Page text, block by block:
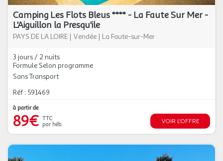
Camping Les Flots Bleus **** - La Faute Sur Mer -
L'Aiguillon la Presqu'ile
PAYS DE LA LOIRE | Vendée | La Faute-sur-Mer
3 jours / 2 nuits
Formule Selon programme
Sans Transport
Réf : 591469
à partir de
89€ TTC
par héb.
VOIR L'OFFRE